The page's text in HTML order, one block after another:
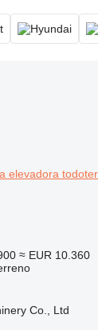
≈ EUR 10.360
Co., Ltd